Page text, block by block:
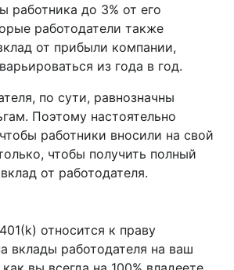
работника до 3% от его
работодатели также
от прибыли компании,
из года в год.
по сути, равнозначны
Поэтому настоятельно
работники вносили на свой
чтобы получить полный
от работодателя.
относится к праву
вклады работодателя на ваш